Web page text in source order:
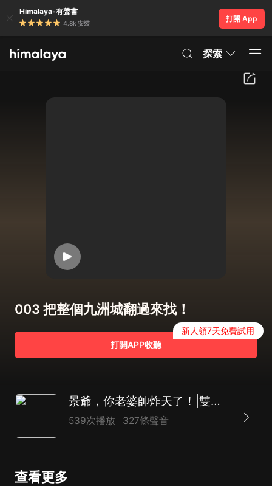
Himalaya-有聲書
4.8k 安裝
打開 App
探索
003 把整個九洲城翻過來找！
打開APP收聽
新人領7天免費試用
景爺，你老婆帥炸天了！|雙強復仇虐渣|真人多播
539次播放 327條聲音
查看更多